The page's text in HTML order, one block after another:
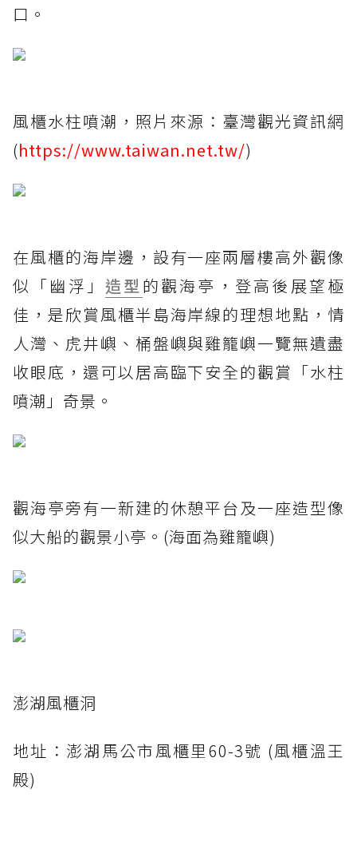
口。
風櫃水柱噴潮，照片來源：臺灣觀光資訊網
(https://www.taiwan.net.tw/)
在風櫃的海岸邊，設有一座兩層樓高外觀像
似「幽浮」 造型的觀海亭，登高後展望極
佳，是欣賞風櫃半島海岸線的理想地點，情
人灣、虎井嶼、桶盤嶼與雞籠嶼一覽無遺盡
收眼底，還可以居高臨下安全的觀賞「水柱
噴潮」奇景。
觀海亭旁有一新建的休憩平台及一座造型像
似大船的觀景小亭。(海面為雞籠嶼)
澎湖風櫃洞
地址：澎湖馬公市風櫃里60-3號 (風櫃溫王
殿)